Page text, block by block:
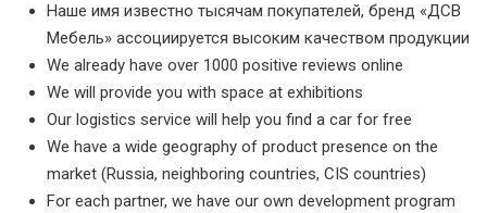
Наше имя известно тысячам покупателей, бренд «ДСВ
Мебель» ассоциируется высоким качеством продукции
We already have over 1000 positive reviews online
We will provide you with space at exhibitions
Our logistics service will help you find a car for free
We have a wide geography of product presence on the
market (Russia, neighboring countries, CIS countries)
For each partner, we have our own development program